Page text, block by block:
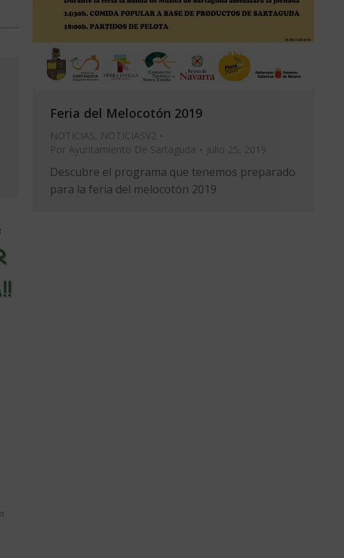
Feria del Melocotón 2019
NOTICIAS, NOTICIASV2
Por Ayuntamiento De Sartaguda julio 25, 2019
Descubre el programa que tenemos preparado
para la feria del melocotón 2019